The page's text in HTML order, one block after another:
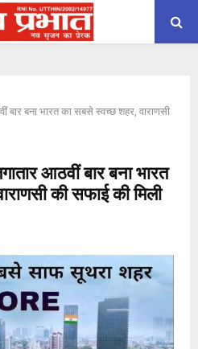
बार बना भारत का सबसे स्वच्छ शहर, वाराणसी
आठवीं बार बना भारत
की सफाई की मिली